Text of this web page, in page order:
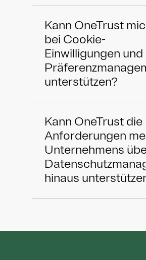
Kann OneTrust
bei Cookie-
Einwilligungen und
unterstützen?
Kann OneTrust die
Anforderungen
Unternehmens
hinaus